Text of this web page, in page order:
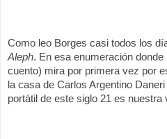
Como leo Borges casi todos los
Aleph. En esa enumeración donde
cuento) mira por primera vez por
la casa de Carlos Argentino
portátil de este siglo 21 es nuestra